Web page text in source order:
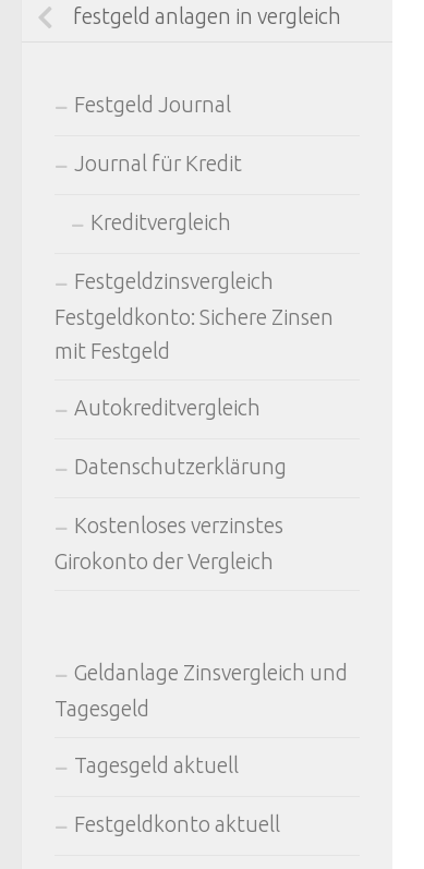
festgeld anlagen in vergleich
Festgeld Journal
Journal für Kredit
Kreditvergleich
Festgeldzinsvergleich
Festgeldkonto: Sichere Zinsen
mit Festgeld
Autokreditvergleich
Datenschutzerklärung
Kostenloses verzinstes
Girokonto der Vergleich
Geldanlage Zinsvergleich und
Tagesgeld
Tagesgeld aktuell
Festgeldkonto aktuell